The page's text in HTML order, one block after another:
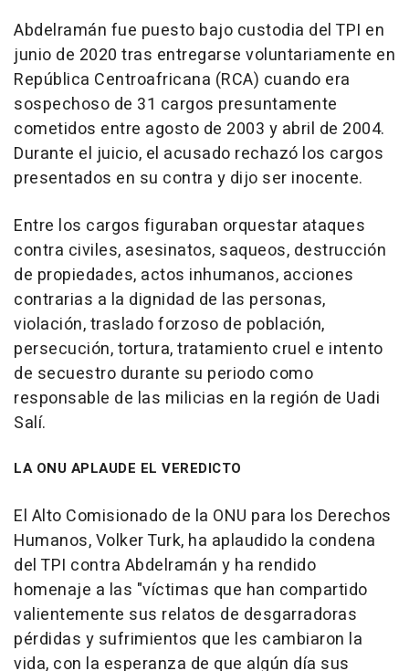
Abdelramán fue puesto bajo custodia del TPI en
junio de 2020 tras entregarse voluntariamente en
República Centroafricana (RCA) cuando era
sospechoso de 31 cargos presuntamente
cometidos entre agosto de 2003 y abril de 2004.
Durante el juicio, el acusado rechazó los cargos
presentados en su contra y dijo ser inocente.
Entre los cargos figuraban orquestar ataques
contra civiles, asesinatos, saqueos, destrucción
de propiedades, actos inhumanos, acciones
contrarias a la dignidad de las personas,
violación, traslado forzoso de población,
persecución, tortura, tratamiento cruel e intento
de secuestro durante su periodo como
responsable de las milicias en la región de Uadi
Salí.
LA ONU APLAUDE EL VEREDICTO
El Alto Comisionado de la ONU para los Derechos
Humanos, Volker Turk, ha aplaudido la condena
del TPI contra Abdelramán y ha rendido
homenaje a las "víctimas que han compartido
valientemente sus relatos de desgarradoras
pérdidas y sufrimientos que les cambiaron la
vida, con la esperanza de que algún día sus